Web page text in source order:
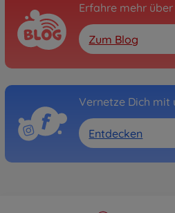
Archiv
1:10
05
1:10
M-05
300058454
Nicht
Erfahre mehr über
Zum Blog
Vernetze Dich mit
Entdecken